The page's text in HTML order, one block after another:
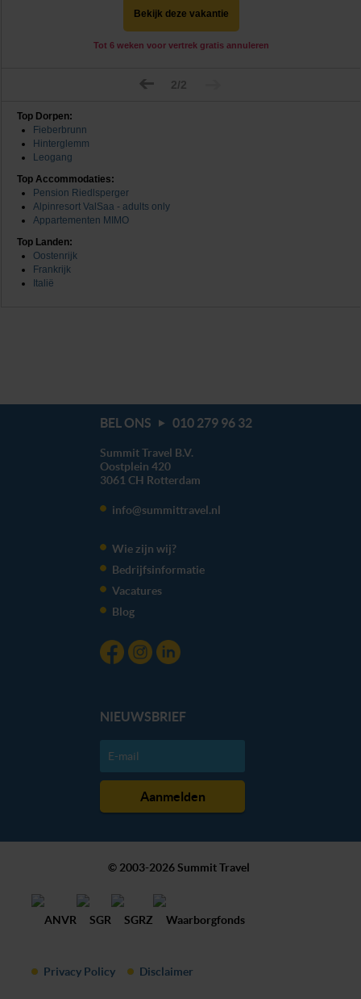
Bekijk deze vakantie
Tot 6 weken voor vertrek gratis annuleren
2/2
Top Dorpen:
Fieberbrunn
Hinterglemm
Leogang
Top Accommodaties:
Pension Riedlsperger
Alpinresort ValSaa - adults only
Appartementen MIMO
Top Landen:
Oostenrijk
Frankrijk
Italië
BEL ONS 010 279 96 32
Summit Travel B.V.
Oostplein 420
3061 CH Rotterdam
info@summittravel.nl
Wie zijn wij?
Bedrijfsinformatie
Vacatures
Blog
NIEUWSBRIEF
© 2003-2026 Summit Travel
Privacy Policy Disclaimer